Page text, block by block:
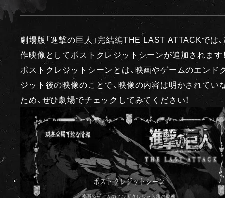
劇場版「進撃の巨人」完結編THE LAST ATTACKでは
作映像としてポストクレジットシーンが追加されます
ポストクレジットシーンとは、映画やゲームのエンド
ジット後の映像のことで、映像の内容は明かされてい
ため、ぜひ劇場でチェックしてみてください！